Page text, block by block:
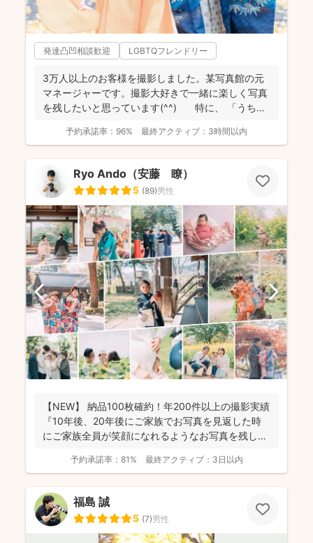
発達凸凹相談歓迎 LGBTQフレンドリー
3万人以上のお客様を撮影しました。某写真館の元
マネージャーです。撮影大好きで一緒に楽しく写真
を残したいと思っています(^^) 特に、 「うち
予約承諾率： 96% 最終アクティブ： 3時間以内
Ryo Ando（安藤 瞭）
5 (89)男性
【NEW】 納品100枚確約！年200件以上の撮影実績
『10年後、20年後にご家族でお写真を見返した時
にご家族全員が笑顔になれるようなお写真を残し
予約承諾率： 81% 最終アクティブ： 3日以内
福島 誠
5 (7)男性